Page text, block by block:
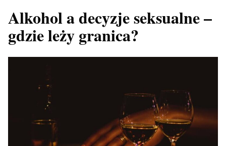
Alkohol a decyzje seksualne –
gdzie leży granica?